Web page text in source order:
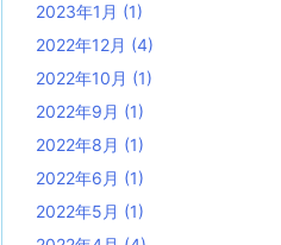
2023年1月 (1)
2022年12月 (4)
2022年10月 (1)
2022年9月 (1)
2022年8月 (1)
2022年6月 (1)
2022年5月 (1)